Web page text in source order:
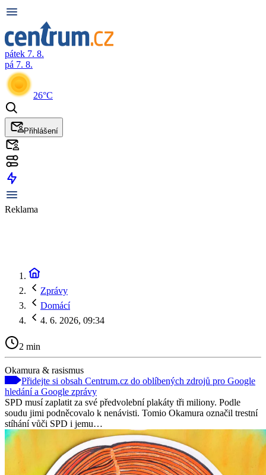
pátek 7. 8.
pá 7. 8.
26°C
Přihlášení
Reklama
Zprávy
Domácí
4. 6. 2026, 09:34
2 min
Okamura & rasismus
Přidejte si obsah Centrum.cz do oblíbených zdrojů pro Google
hledání a Google zprávy
SPD musí zaplatit za své předvolební plakáty tři miliony. Podle
soudu jimi podněcovalo k nenávisti. Tomio Okamura označil trestní
stíhání vůči SPD i jemu…